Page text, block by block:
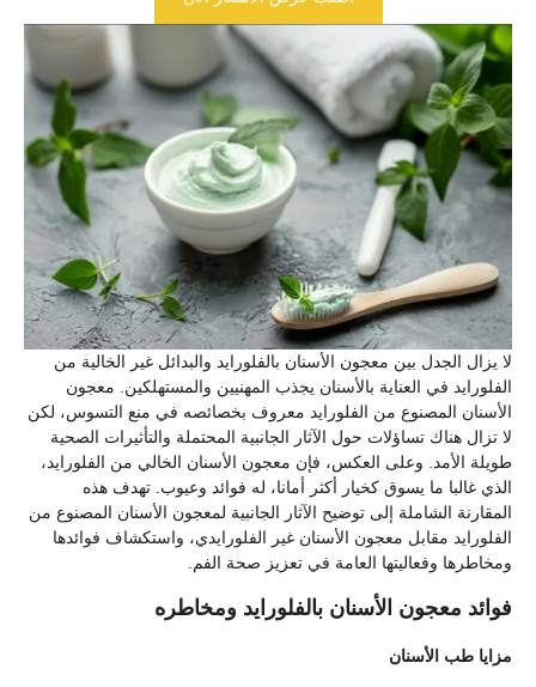
لا يزال الجدل بين معجون الأسنان بالفلورايد والبدائل غير الخالية من
الفلورايد في العناية بالأسنان يجذب المهنيين والمستهلكين. معجون
الأسنان المصنوع من الفلورايد معروف بخصائصه في منع التسوس، لكن
لا تزال هناك تساؤلات حول الآثار الجانبية المحتملة والتأثيرات الصحية
طويلة الأمد. وعلى العكس، فإن معجون الأسنان الخالي من الفلورايد،
الذي غالبا ما يسوق كخيار أكثر أمانا، له فوائد وعيوب. تهدف هذه
المقارنة الشاملة إلى توضيح الآثار الجانبية لمعجون الأسنان المصنوع من
الفلورايد مقابل معجون الأسنان غير الفلورايدي، واستكشاف فوائدها
ومخاطرها وفعاليتها العامة في تعزيز صحة الفم.
فوائد معجون الأسنان بالفلورايد ومخاطره
مزايا طب الأسنان